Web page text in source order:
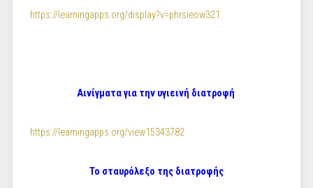
https://learningapps.org/display?v=phrsieow321
Αινίγματα για την υγιεινή διατροφή
https://learningapps.org/view15343782
Το σταυρόλεξο της διατροφής